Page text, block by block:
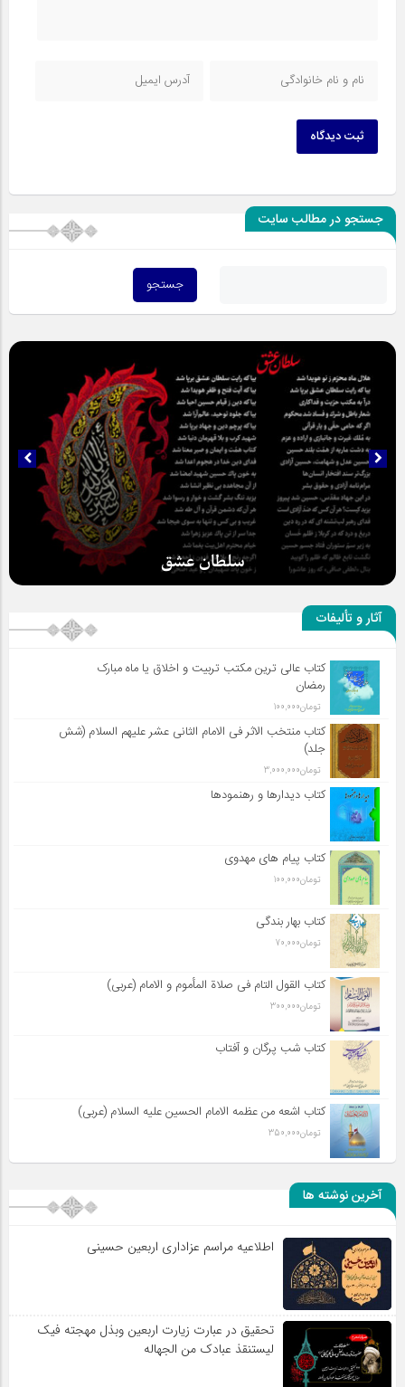
ثبت دیدگاه
جستجو در مطالب سایت
سلطان عشق
آثار و تألیفات
کتاب عالی ترین مکتب تربیت و اخلاق یا ماه مبارک
رمضان
تومان100,000
کتاب منتخب الاثر فی الامام الثانی عشر علیهم السلام (شش
جلد)
تومان3,000,000
کتاب دیدارها و رهنمودها
کتاب پیام های مهدوی
تومان100,000
کتاب بهار بندگی
تومان70,000
کتاب القول التام فی صلاة المأموم و الامام (عربی)
تومان300,000
کتاب شب پرگان و آفتاب
کتاب اشعه من عظمه الامام الحسین علیه السلام (عربی)
تومان350,000
آخرین نوشته ها
اطلاعیه مراسم عزاداری اربعین حسینی
تحقیق در عبارت زیارت اربعین وبذل مهجته فیک
لیستنقذ عبادک من الجهاله